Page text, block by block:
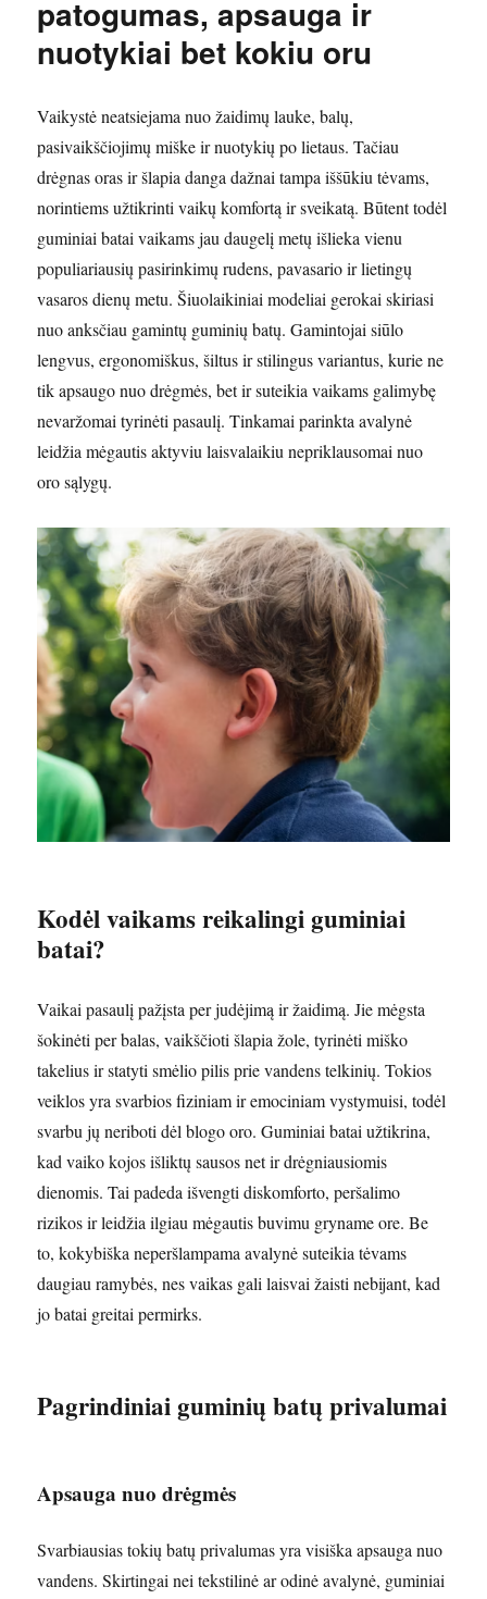
jo
organizmui
patogumas, apsauga ir
nuotykiai bet kokiu oru
Vaikystė neatsiejama nuo žaidimų lauke, balų,
pasivaikščiojimų miške ir nuotykių po lietaus. Tačiau
drėgnas oras ir šlapia danga dažnai tampa iššūkiu tėvams,
norintiems užtikrinti vaikų komfortą ir sveikatą. Būtent todėl
guminiai batai vaikams jau daugelį metų išlieka vienu
populiariausių pasirinkimų rudens, pavasario ir lietingų
vasaros dienų metu. Šiuolaikiniai modeliai gerokai skiriasi
nuo anksčiau gamintų guminių batų. Gamintojai siūlo
lengvus, ergonomiškus, šiltus ir stilingus variantus, kurie ne
tik apsaugo nuo drėgmės, bet ir suteikia vaikams galimybę
nevaržomai tyrinėti pasaulį. Tinkamai parinkta avalynė
leidžia mėgautis aktyviu laisvalaikiu nepriklausomai nuo
oro sąlygų.
Kodėl vaikams reikalingi guminiai
batai?
Vaikai pasaulį pažįsta per judėjimą ir žaidimą. Jie mėgsta
šokinėti per balas, vaikščioti šlapia žole, tyrinėti miško
takelius ir statyti smėlio pilis prie vandens telkinių. Tokios
veiklos yra svarbios fiziniam ir emociniam vystymuisi, todėl
svarbu jų neriboti dėl blogo oro. Guminiai batai užtikrina,
kad vaiko kojos išliktų sausos net ir drėgniausiomis
dienomis. Tai padeda išvengti diskomforto, peršalimo
rizikos ir leidžia ilgiau mėgautis buvimu gryname ore. Be
to, kokybiška neperšlampama avalynė suteikia tėvams
daugiau ramybės, nes vaikas gali laisvai žaisti nebijant, kad
jo batai greitai permirks.
Pagrindiniai guminių batų privalumai
Apsauga nuo drėgmės
Svarbiausias tokių batų privalumas yra visiška apsauga nuo
vandens. Skirtingai nei tekstilinė ar odinė avalynė, guminiai